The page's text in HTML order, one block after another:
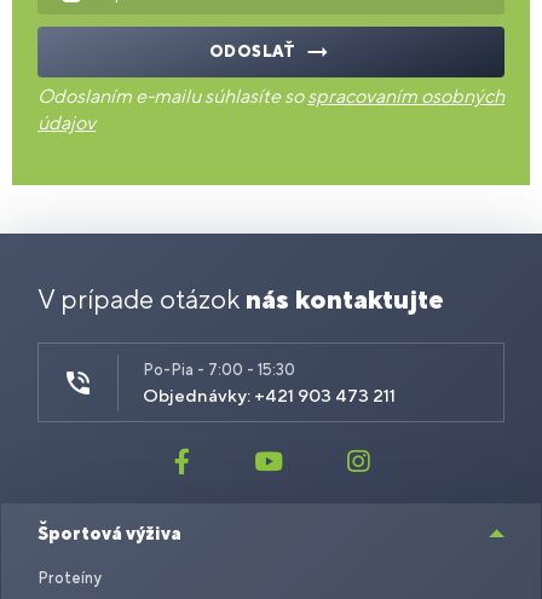
ODOSLAŤ
Odoslaním e-mailu súhlasíte sospracovaním osobných
údajov
V prípade otázok nás kontaktujte
Po-Pia - 7:00 - 15:30
Objednávky: +421 903 473 211
Športová výživa
Proteíny